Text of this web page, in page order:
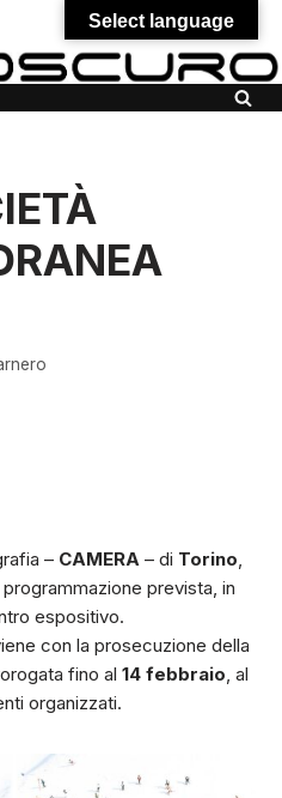
– CAMERA – di Torino,
prevista, in
espositivo.
con la prosecuzione della
fino al 14 febbraio, al
organizzati.
Select language